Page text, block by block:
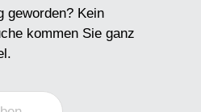
geworden? Kein
kommen Sie ganz